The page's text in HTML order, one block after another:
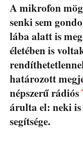
A mikrofon
senki sem
lába alatt is
életében is
határozott
népszerű rádiós
árulta el: neki
segítsége.